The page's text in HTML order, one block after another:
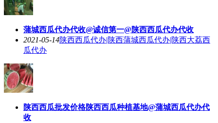
蒲城西瓜代办代收@诚信第一@陕西西瓜代办代收
2021-05-14陕西西瓜代办|陕西蒲城西瓜代办|陕西大荔西
瓜代办
陕西西瓜批发价格陕西西瓜种植基地@蒲城西瓜代办代
收